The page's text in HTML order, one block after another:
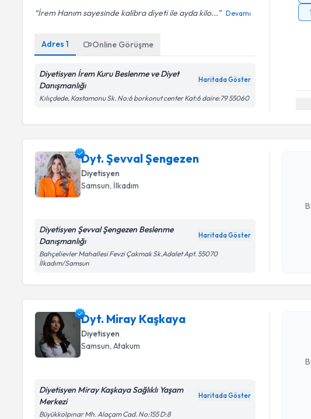
İrem Hanım sayesinde kalibra diyeti ile ayda kilo... Devamı
Adres1 Online Görüşme
Diyetisyen İrem Kuru Beslenme ve Diyet
Danışmanlığı
Haritada Göster
Kılıçdede, Kastamonu Sk. No:6 borkonut center Kat:6 daire:79 55060
Dyt. Şevval Şengezen
Diyetisyen
Samsun , İlkadım
Diyetisyen Şevval Şengezen Beslenme
Danışmanlığı
Haritada Göster
Bahçelievler Mahallesi Fevzi Çakmak Sk.Adalet Apt. 55070
İlkadım/Samsun
Dyt. Miray Kaşkaya
Diyetisyen
Samsun , Atakum
Diyetisyen Miray Kaşkaya Sağlıklı Yaşam
Merkezi
Haritada Göster
Büyükkolpınar Mh. Alaçam Cad. No:155 D:8
Dyt.
bu